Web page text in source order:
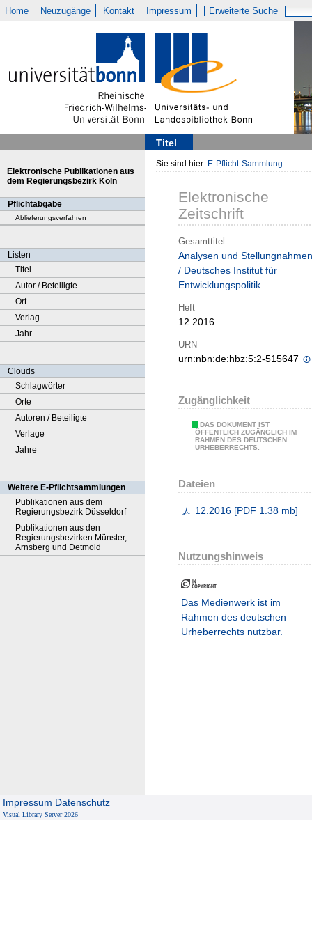
Home Neuzugänge Kontakt Impressum Erweiterte Suche
Titel
Elektronische Publikationen aus
dem Regierungsbezirk Köln
Pflichtabgabe
Ablieferungsverfahren
Listen
Titel
Autor / Beteiligte
Ort
Verlag
Jahr
Clouds
Schlagwörter
Orte
Autoren / Beteiligte
Verlage
Jahre
Weitere E-Pflichtsammlungen
Publikationen aus dem
Regierungsbezirk Düsseldorf
Publikationen aus den
Regierungsbezirken Münster,
Arnsberg und Detmold
Sie sind hier: E-Pflicht-Sammlung
Elektronische
Zeitschrift
Gesamttitel
Analysen und Stellungnahmen
/ Deutsches Institut für
Entwicklungspolitik
Heft
12.2016
URN
urn:nbn:de:hbz:5:2-515647
Zugänglichkeit
DAS DOKUMENT IST
ÖFFENTLICH ZUGÄNGLICH IM
RAHMEN DES DEUTSCHEN
URHEBERRECHTS.
Dateien
12.2016 [PDF 1.38 mb]
Nutzungshinweis
Das Medienwerk ist im
Rahmen des deutschen
Urheberrechts nutzbar.
Impressum Datenschutz
Visual Library Server 2026